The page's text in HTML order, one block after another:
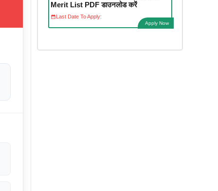
Merit List PDF डाउनलोड करें
Last Date To Apply:
Apply Now